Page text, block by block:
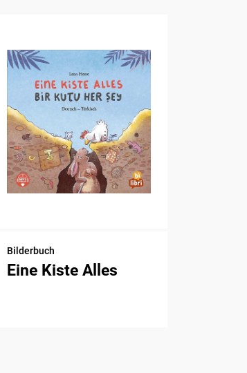
Bilderbuch
Eine Kiste Alles